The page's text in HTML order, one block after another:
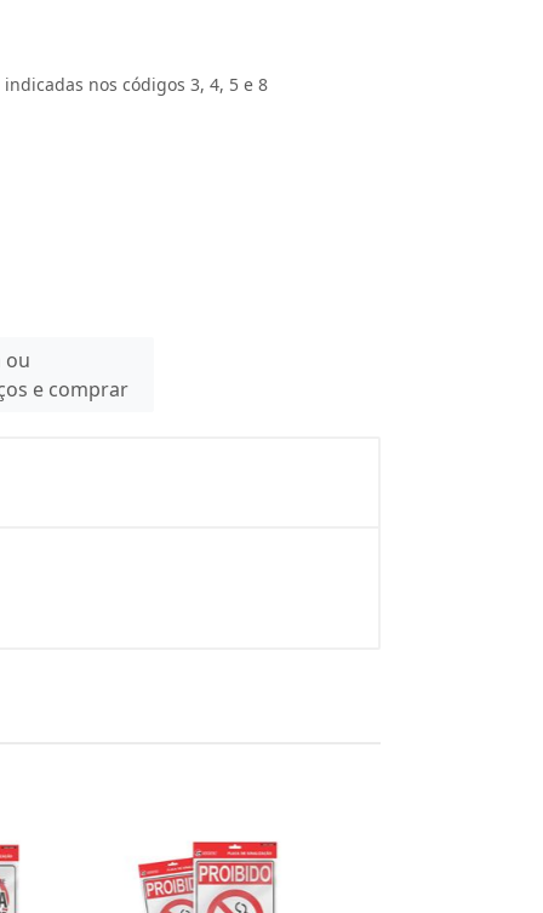
nos códigos 3, 4, 5 e 8
ou
e comprar